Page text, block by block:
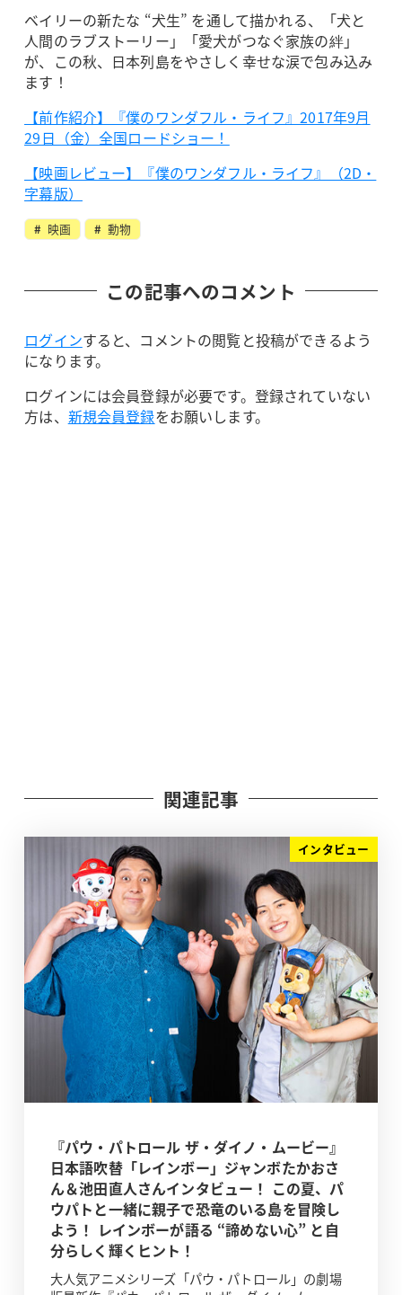
ベイリーの新たな “犬生” を通して描かれる、「犬と
人間のラブストーリー」「愛犬がつなぐ家族の絆」
が、この秋、日本列島をやさしく幸せな涙で包み込み
ます！
【前作紹介】『僕のワンダフル・ライフ』2017年9月
29日（金）全国ロードショー！
【映画レビュー】『僕のワンダフル・ライフ』（2D・
字幕版）
映画 動物
この記事へのコメント
ログインすると、コメントの閲覧と投稿ができるよう
になります。
ログインには会員登録が必要です。登録されていない
方は、 新規会員登録をお願いします。
関連記事
インタビュー
『パウ・パトロール ザ・ダイノ・ムービー』
日本語吹替「レインボー」ジャンボたかおさ
ん＆池田直人さんインタビュー！ この夏、パ
ウパトと一緒に親子で恐竜のいる島を冒険し
よう！ レインボーが語る “諦めない心” と自
分らしく輝くヒント！
大人気アニメシリーズ「パウ・パトロール」の劇場